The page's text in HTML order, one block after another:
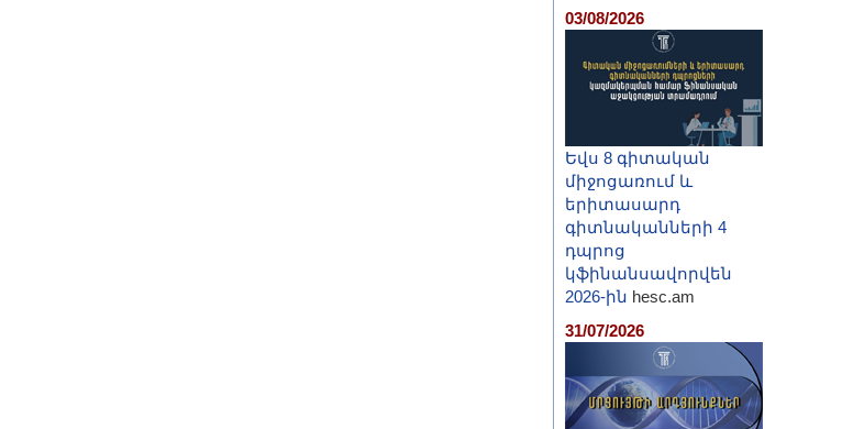
03/08/2026
Եվս 8 գիտական
միջոցառում և
երիտասարդ
գիտնականների 4
դպրոց
կֆինանսավորվեն
2026-ին hesc.am
31/07/2026